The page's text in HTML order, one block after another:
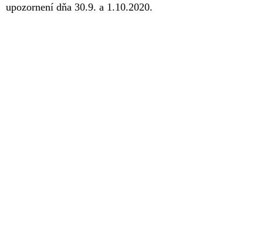
upozornení dňa 30.9. a 1.10.2020.